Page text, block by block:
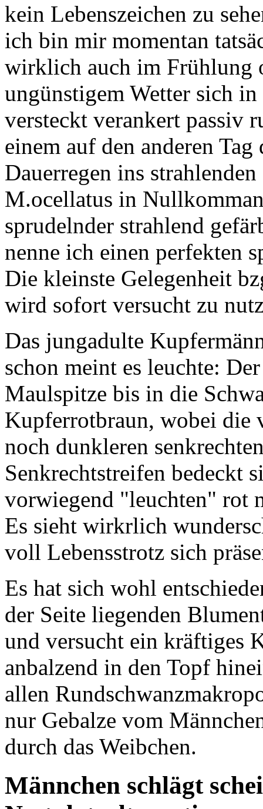
kein Lebenszeichen zu
ich bin mir momentan
wirklich auch im Frühlung
ungünstigem Wetter sich
versteckt verankert passiv
einem auf den anderen
Dauerregen ins
M.ocellatus in
sprudelnder strahlend
nenne ich einen perfekten
Die kleinste Gelegenheit
wird sofort versucht zu
Das jungadulte
schon meint es leuchte:
Maulspitze bis in die
Kupferrotbraun, wobei die
noch dunkleren
Senkrechtstreifen bedeckt
vorwiegend "leuchten" rot
Es sieht wirkrlich
voll Lebensstrotz sich
Es hat sich wohl
der Seite liegenden
und versucht ein kräftiges
anbalzend in den Topf
allen
nur Gebalze vom
durch das Weibchen.
Männchen schlägt